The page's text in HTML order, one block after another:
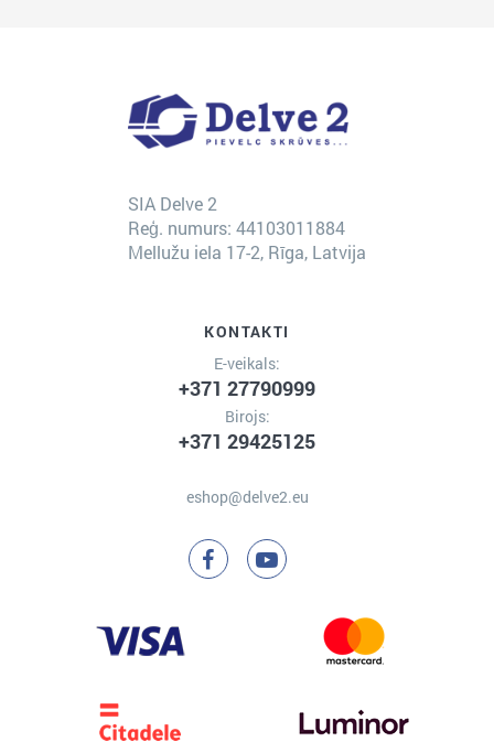
SIA Delve 2
Reģ. numurs: 44103011884
Mellužu iela 17-2, Rīga, Latvija
KONTAKTI
E-veikals:
+371 27790999
Birojs:
+371 29425125
eshop@delve2.eu